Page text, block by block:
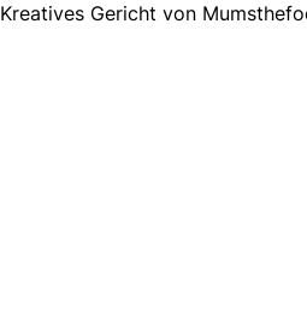
Kreatives Gericht von